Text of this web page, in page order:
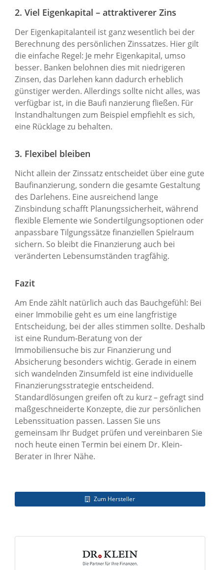
2. Viel Eigenkapital – attraktiverer Zins
Der Eigenkapitalanteil ist ganz wesentlich bei der
Berechnung des persönlichen Zinssatzes. Hier gilt
die einfache Regel: Je mehr Eigenkapital, umso
besser. Banken belohnen dies mit niedrigeren
Zinsen, das Darlehen kann dadurch erheblich
günstiger werden. Allerdings sollte nicht alles, was
verfügbar ist, in die Baufi nanzierung fließen. Für
Instandhaltungen zum Beispiel empfiehlt es sich,
eine Rücklage zu behalten.
3. Flexibel bleiben
Nicht allein der Zinssatz entscheidet über eine gute
Baufinanzierung, sondern die gesamte Gestaltung
des Darlehens. Eine ausreichend lange
Zinsbindung schafft Planungssicherheit, während
flexible Elemente wie Sondertilgungsoptionen oder
anpassbare Tilgungssätze finanziellen Spielraum
sichern. So bleibt die Finanzierung auch bei
veränderten Lebensumständen tragfähig.
Fazit
Am Ende zählt natürlich auch das Bauchgefühl: Bei
einer Immobilie geht es um eine langfristige
Entscheidung, bei der alles stimmen sollte. Deshalb
ist eine Rundum-Beratung von der
Immobiliensuche bis zur Finanzierung und
Absicherung besonders wichtig. Gerade in einem
sich wandelnden Zinsumfeld ist eine individuelle
Finanzierungsstrategie entscheidend.
Standardlösungen greifen oft zu kurz – gefragt sind
maßgeschneiderte Konzepte, die zur persönlichen
Lebenssituation passen. Lassen Sie uns
gemeinsam Ihr Budget prüfen und vereinbaren Sie
noch heute einen Termin bei einem Dr. Klein-
Berater in Ihrer Nähe.
Zum Hersteller